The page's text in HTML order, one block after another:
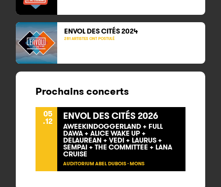
ENVOL DES CITÉS 2024
281 ARTISTES ONT POSTULÉ
Prochains concerts
05
.12 ENVOL DES CITÉS 2026
AWEEKINDOGGERLAND + FULL
DAWA + ALICE WAKE UP +
DELAUREAN + VEDI + LAURUS +
SEMPAI + THE COMMITTEE + LANA
CRUISE
AUDITORIUM ABEL DUBOIS - MONS